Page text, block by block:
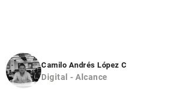
Camilo Andrés López C
Digital - Alcance